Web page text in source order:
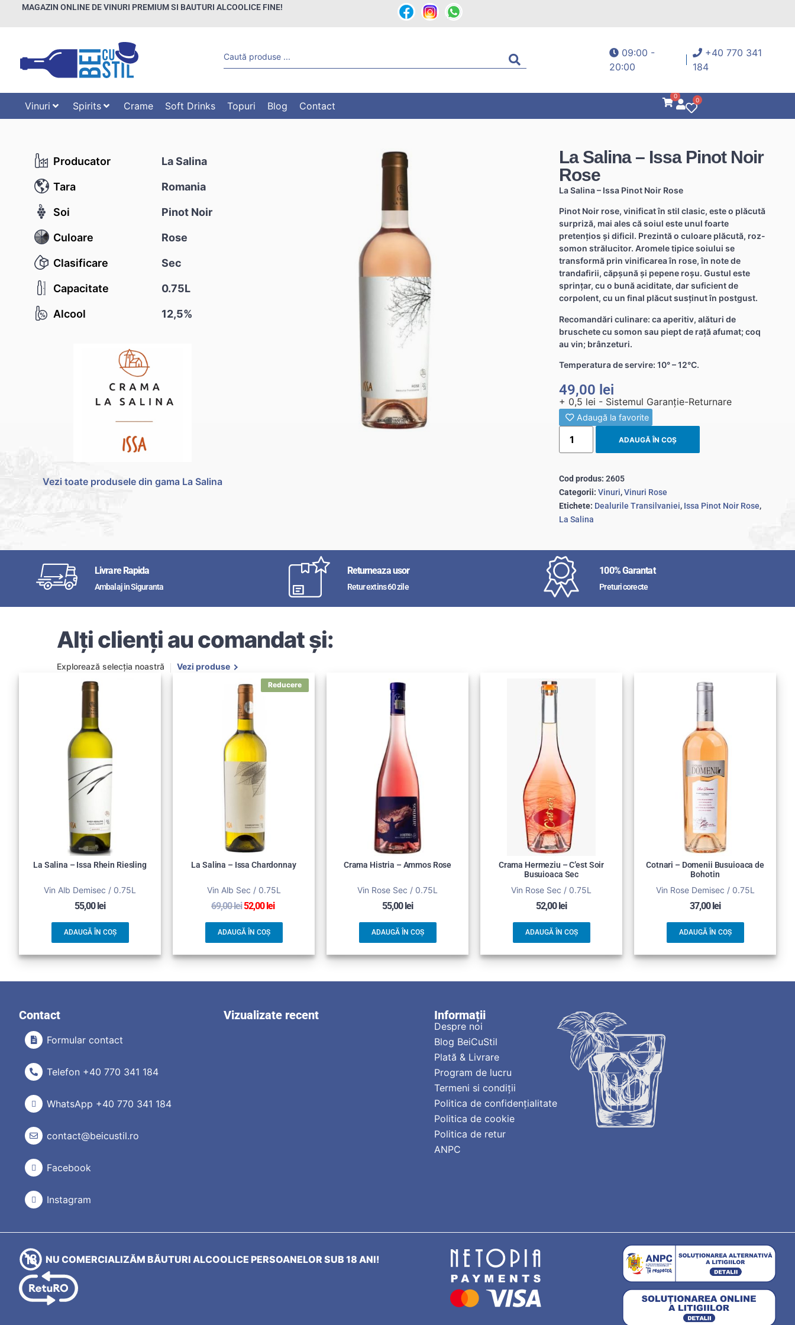
MAGAZIN ONLINE DE VINURI PREMIUM SI BAUTURI ALCOOLICE FINE!
09:00 -
20:00
+40 770 341
184
Vinuri Spirits Crame Soft Drinks Topuri Blog Contact
0
0
Producator La Salina
Tara Romania
Soi Pinot Noir
Culoare Rose
Clasificare Sec
Capacitate 0.75L
Alcool 12,5%
Vezi toate produsele din gama La Salina
La Salina – Issa Pinot Noir
Rose
La Salina – Issa Pinot Noir Rose
Pinot Noir rose, vinificat în stil clasic, este o plăcută
surpriză, mai ales că soiul este unul foarte
pretențios și dificil. Prezintă o culoare plăcută, roz-
somon strălucitor. Aromele tipice soiului se
transformă prin vinificarea în rose, în note de
trandafirii, căpșună și pepene roșu. Gustul este
sprințar, cu o bună aciditate, dar suficient de
corpolent, cu un final plăcut susținut în postgust.
Recomandări culinare: ca aperitiv, alături de
bruschete cu somon sau piept de rață afumat; coq
au vin; brânzeturi.
Temperatura de servire: 10° – 12°C.
49,00 lei
+ 0,5 lei - Sistemul Garanție-Returnare
Adaugă la favorite
ADAUGĂ ÎN COȘ
Cod produs:2605
Categorii: Vinuri,Vinuri Rose
Etichete: Dealurile Transilvaniei, Issa Pinot Noir Rose,
La Salina
Livrare Rapida
Ambalaj in Siguranta
Returneaza usor
Retur extins 60 zile
100% Garantat
Preturi corecte
Alți clienți au comandat și:
Explorează selecția noastră Vezi produse
La Salina – Issa Rhein Riesling
Vin Alb Demisec / 0.75L
55,00 lei
ADAUGĂ ÎN COȘ
La Salina – Issa Chardonnay
Vin Alb Sec / 0.75L
69,00lei52,00 lei
ADAUGĂ ÎN COȘ
Crama Histria – Ammos Rose
Vin Rose Sec / 0.75L
55,00 lei
ADAUGĂ ÎN COȘ
Crama Hermeziu – C’est Soir
Busuioaca Sec
Vin Rose Sec / 0.75L
52,00 lei
ADAUGĂ ÎN COȘ
Cotnari – Domenii Busuioaca de
Bohotin
Vin Rose Demisec / 0.75L
37,00 lei
ADAUGĂ ÎN COȘ
Contact
Formular contact
Telefon +40 770 341 184
WhatsApp +40 770 341 184
contact@beicustil.ro
Facebook
Instagram
Vizualizate recent Informații
Despre noi
Blog BeiCuStil
Plată & Livrare
Program de lucru
Termeni si condiții
Politica de confidențialitate
Politica de cookie
Politica de retur
ANPC
NU COMERCIALIZĂM BĂUTURI ALCOOLICE PERSOANELOR SUB 18 ANI!